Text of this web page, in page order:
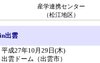
産学連携センター
（松江地区）
出雲
成27年10月29日(木)
雲ドーム（出雲市）